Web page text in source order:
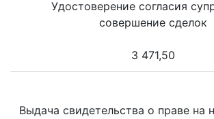
Удостоверение согласия
совершение сделок
3 471,50
Выдача свидетельства о праве на